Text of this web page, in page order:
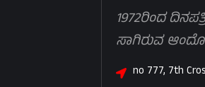
1972ರಿಂದ
ಸಾಗಿರುವ
no 777, 7th